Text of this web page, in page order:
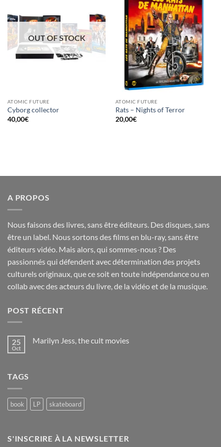
OUT OF STOCK
ATOMIC FUTURE
Cyborg collector
40,00€
à la
wishlist
ATOMIC FUTURE
Rats – Nights of Terror
20,00€
A PROPOS
Nous faisons des livres, sans être éditeurs. Des disques, sans
être un label. Nous sortons des films en blu-ray, sans être
éditeurs vidéo. Mais alors, qui sommes-nous ? Des
passionnés qui défendent avec détermination des projets
culturels originaux, que ce soit en toute indépendance ou en
collab avec des acteurs du livre, de la vidéo et de la musique.
POST RÉCENT
25
Oct
Marilyn Jess, the cult movies
TAGS
book LP skateboard
S'INSCRIRE À LA NEWSLETTER